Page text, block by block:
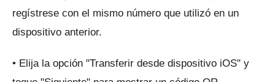
regístrese con el mismo número que utilizó en un
dispositivo anterior.
• Elija la opción "Transferir desde dispositivo iOS" y